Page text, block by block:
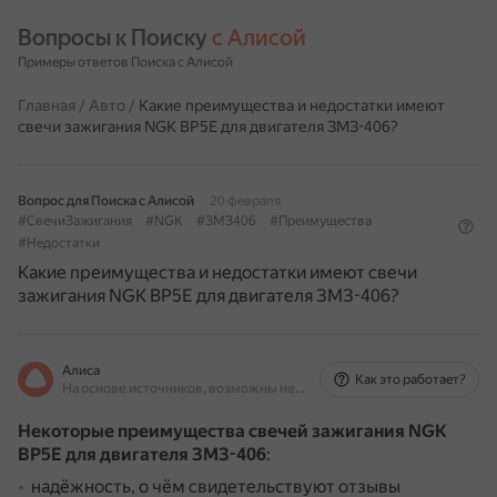
Вопросы к Поиску с Алисой
Примеры ответов Поиска с Алисой
Главная / Авто / Какие преимущества и недостатки имеют
свечи зажигания NGK BP5E для двигателя ЗМЗ-406?
Вопрос для Поиска с Алисой
20 февраля
#СвечиЗажигания
#NGK #ЗМЗ406
#Преимущества
#Недостатки
Какие преимущества и недостатки имеют свечи
зажигания NGK BP5E для двигателя ЗМЗ-406?
Алиса
На основе источников, возможны неточности
Как это работает?
Некоторые преимущества свечей зажигания NGK
BP5E для двигателя ЗМЗ-406:
надёжность, о чём свидетельствуют отзывы